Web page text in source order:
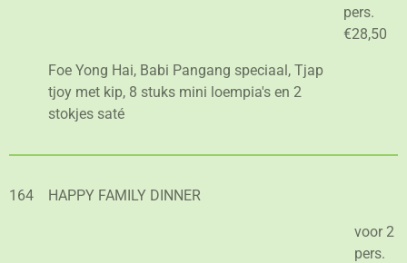
pers.
€28,50
Foe Yong Hai, Babi Pangang speciaal, Tjap
tjoy met kip, 8 stuks mini loempia's en 2
stokjes saté
164 HAPPY FAMILY DINNER
voor 2
pers.